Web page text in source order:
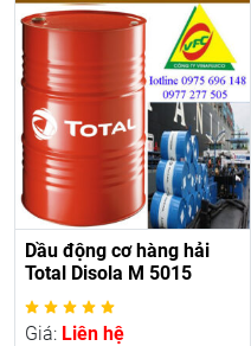
Dầu động cơ hàng hải
Total Disola M 5015
Giá: Liên hệ